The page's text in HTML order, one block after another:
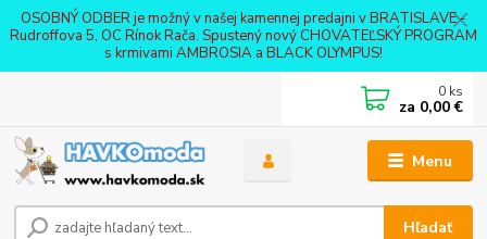
OSOBNÝ ODBER je možný v našej kamennej predajni v BRATISLAVE -
Rudroffova 5, OC Rínok Rača. Spustený nový CHOVATEĽSKÝ PROGRAM
s krmivami AMBROSIA a BLACK OLYMPUS!
Menu
Hľadať
0 ks
za 0,00 €